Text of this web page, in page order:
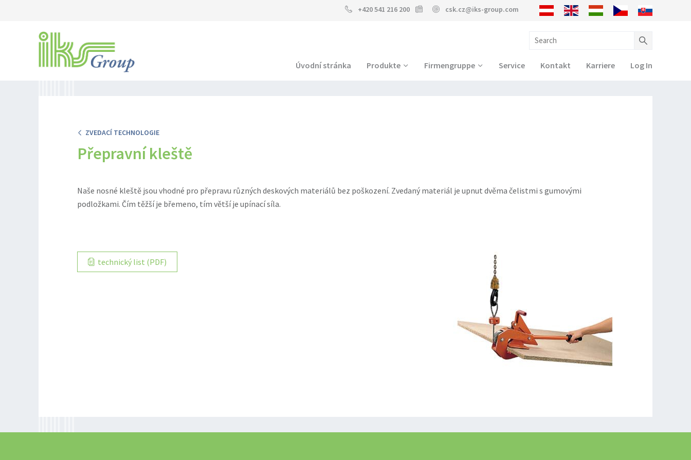
+420 541 216 200 csk.cz@iks-group.com
Úvodní stránka Produkte Firmengruppe Service Kontakt Karriere Log In
ZVEDACÍ TECHNOLOGIE
Přepravní kleště
Naše nosné kleště jsou vhodné pro přepravu různých deskových materiálů bez poškození. Zvedaný materiál je upnut dvěma čelistmi s gumovými
podložkami. Čím těžší je břemeno, tím větší je upínací síla.
technický list (PDF)